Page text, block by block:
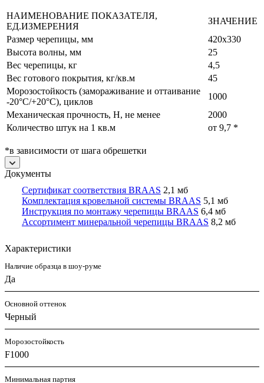
НАИМЕНОВАНИЕ ПОКАЗАТЕЛЯ,
ЕД.ИЗМЕРЕНИЯ
ЗНАЧЕНИЕ
Размер черепицы, мм
420х330
Высота волны, мм
25
Вес черепицы, кг
4,5
Вес готового покрытия, кг/кв.м
45
Морозостойкость (замораживание и оттаивание
-20°С/+20°С), циклов
1000
Механическая прочность, Н, не менее
2000
Количество штук на 1 кв.м
от 9,7 *
*в зависимости от шага обрешетки
Документы
Сертификат соответствия BRAAS 2,1 мб
Комплектация кровельной системы BRAAS 5,1 мб
Инструкция по монтажу черепицы BRAAS 6,4 мб
Ассортимент минеральной черепицы BRAAS 8,2 мб
Характеристики
Наличие образца в шоу-руме
Да
Основной оттенок
Черный
Морозостойкость
F1000
Минимальная партия